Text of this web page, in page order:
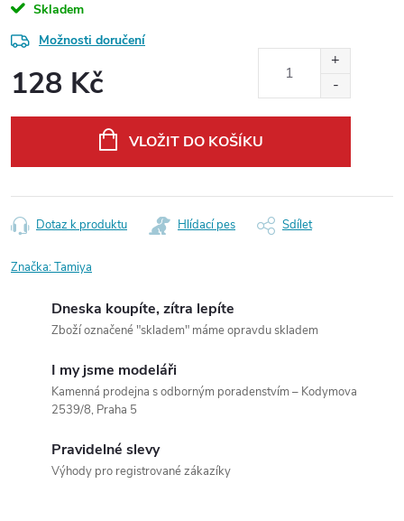
Skladem
Možnosti doručení
128 Kč
VLOŽIT DO KOŠÍKU
Dotaz k produktu Hlídací pes Sdílet
Značka:Tamiya
Dneska koupíte, zítra lepíte
Zboží označené "skladem" máme opravdu skladem
I my jsme modeláři
Kamenná prodejna s odborným poradenstvím – Kodymova
2539/8, Praha 5
Pravidelné slevy
Výhody pro registrované zákazíky